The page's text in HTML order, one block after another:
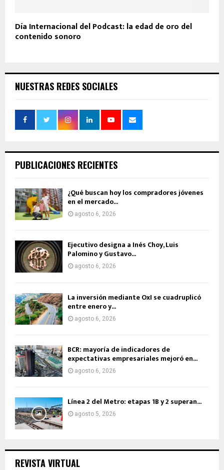
Día Internacional del Podcast: la edad de oro del
contenido sonoro
NUESTRAS REDES SOCIALES
PUBLICACIONES RECIENTES
¿Qué buscan hoy los compradores jóvenes
en el mercado...
agosto 6, 2026
Ejecutivo designa a Inés Choy, Luis
Palomino y Gustavo...
agosto 6, 2026
La inversión mediante OxI se cuadruplicó
entre enero y...
agosto 6, 2026
BCR: mayoría de indicadores de
expectativas empresariales mejoró en...
agosto 6, 2026
Línea 2 del Metro: etapas 1B y 2 superan...
agosto 5, 2026
REVISTA VIRTUAL